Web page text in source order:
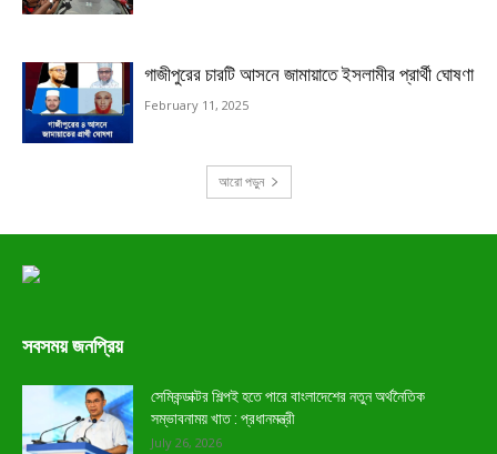
গাজীপুরের চারটি আসনে জামায়াতে ইসলামীর প্রার্থী ঘোষণা
February 11, 2025
আরো পড়ুন
সবসময় জনপ্রিয়
সেমিকন্ডাক্টর শিল্পই হতে পারে বাংলাদেশের নতুন অর্থনৈতিক
সম্ভাবনাময় খাত : প্রধানমন্ত্রী
July 26, 2026